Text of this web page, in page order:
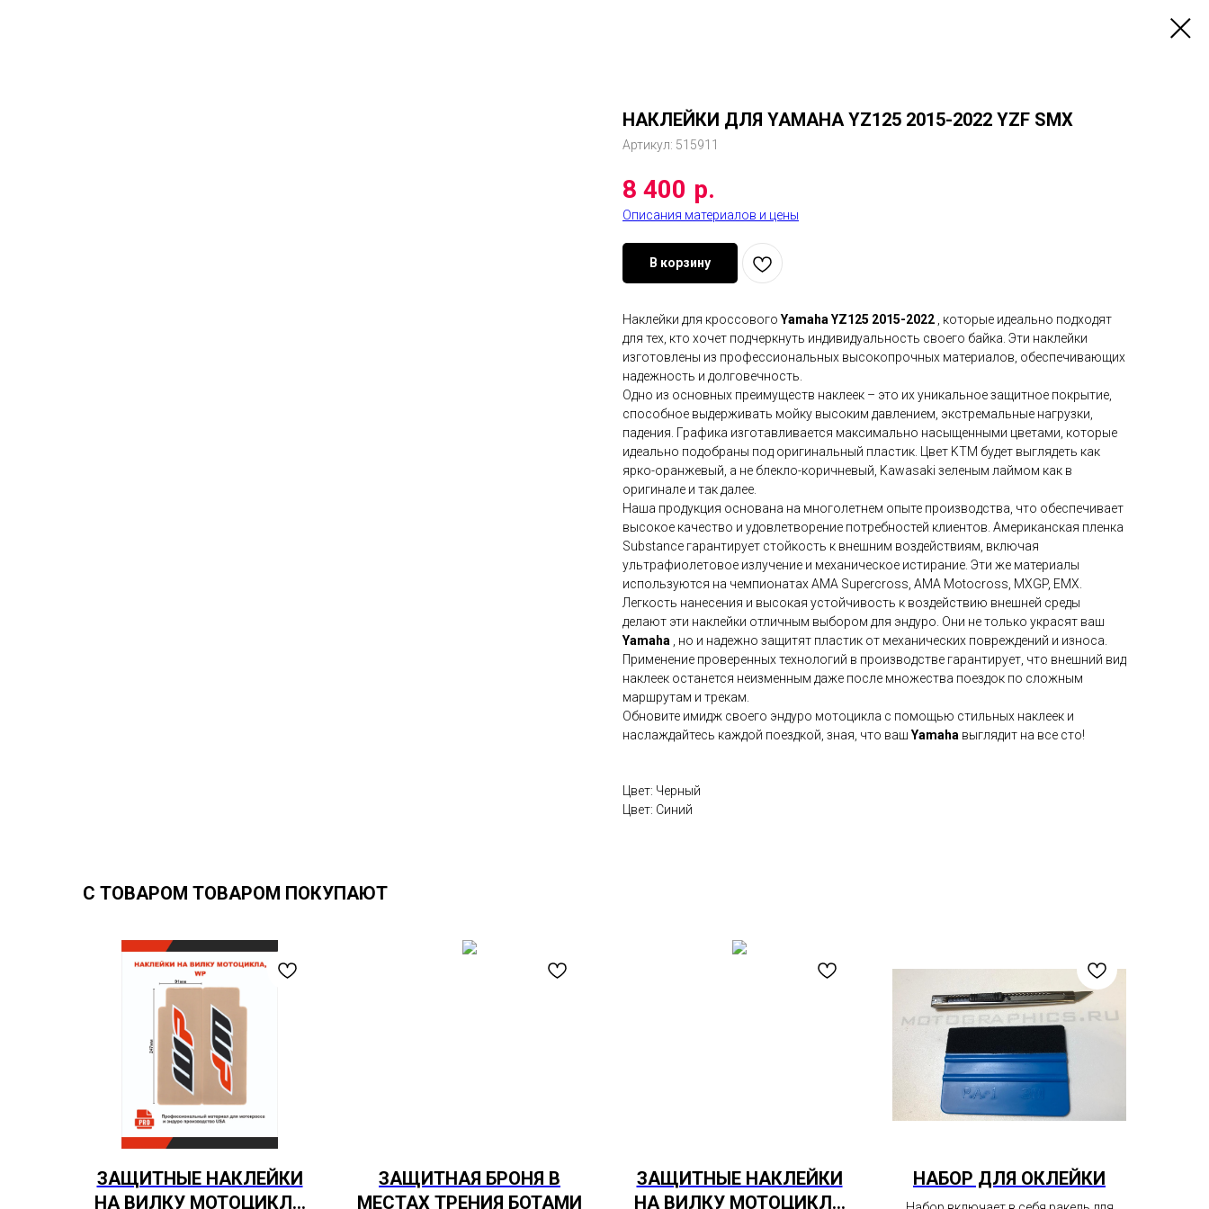
НАКЛЕЙКИ ДЛЯ YAMAHA YZ125 2015-2022 YZF SMX
Артикул: 515911
8 400 р.
Описания материалов и цены
В корзину
Наклейки для кроссового Yamaha YZ125 2015-2022
, которые идеально подходят
для тех, кто хочет подчеркнуть индивидуальность своего байка. Эти наклейки
изготовлены из профессиональных высокопрочных материалов, обеспечивающих
надежность и долговечность.
Одно из основных преимуществ наклеек – это их уникальное защитное покрытие,
способное выдерживать мойку высоким давлением, экстремальные нагрузки,
падения. Графика изготавливается максимально насыщенными цветами, которые
идеально подобраны под оригинальный пластик. Цвет KTM будет выглядеть как
ярко-оранжевый, а не блекло-коричневый, Kawasaki зеленым лаймом как в
оригинале и так далее.
Наша продукция основана на многолетнем опыте производства, что обеспечивает
высокое качество и удовлетворение потребностей клиентов. Американская пленка
Substance гарантирует стойкость к внешним воздействиям, включая
ультрафиолетовое излучение и механическое истирание. Эти же материалы
используются на чемпионатах AMA Supercross, AMA Motocross, MXGP, EMX.
Легкость нанесения и высокая устойчивость к воздействию внешней среды
делают эти наклейки отличным выбором для эндуро. Они не только украсят ваш
Yamaha
, но и надежно защитят пластик от механических повреждений и износа.
Применение проверенных технологий в производстве гарантирует, что внешний вид
наклеек останется неизменным даже после множества поездок по сложным
маршрутам и трекам.
Обновите имидж своего эндуро мотоцикла с помощью стильных наклеек и
наслаждайтесь каждой поездкой, зная, что ваш Yamaha выглядит на все сто!
Цвет: Черный
Цвет: Синий
С ТОВАРОМ ТОВАРОМ ПОКУПАЮТ
ЗАЩИТНЫЕ НАКЛЕЙКИ
НА ВИЛКУ МОТОЦИКЛА
ЗАЩИТНАЯ БРОНЯ В
МЕСТАХ ТРЕНИЯ БОТАМИ
ЗАЩИТНЫЕ НАКЛЕЙКИ
НА ВИЛКУ МОТОЦИКЛА
НАБОР ДЛЯ ОКЛЕЙКИ